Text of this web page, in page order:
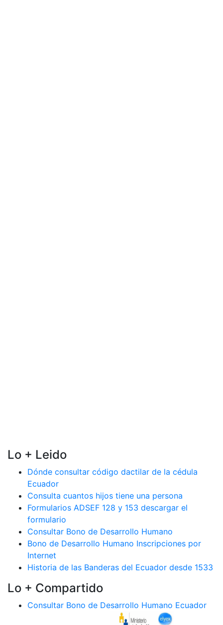
Lo + Leido
Dónde consultar código dactilar de la cédula
Ecuador
Consulta cuantos hijos tiene una persona
Formularios ADSEF 128 y 153 descargar el
formulario
Consultar Bono de Desarrollo Humano
Bono de Desarrollo Humano Inscripciones por
Internet
Historia de las Banderas del Ecuador desde 1533
Lo + Compartido
Consultar Bono de Desarrollo Humano Ecuador